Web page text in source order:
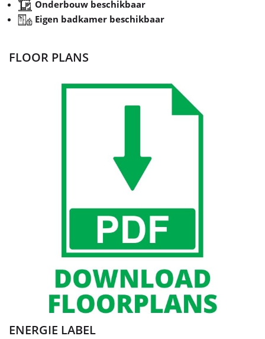
Onderbouw beschikbaar
Eigen badkamer beschikbaar
FLOOR PLANS
ENERGIE LABEL